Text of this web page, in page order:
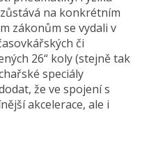
na konkrétním
zákonům se vydali v
či
26“ koly (stejně tak
speciály
že ve spojení s
akcelerace, ale i